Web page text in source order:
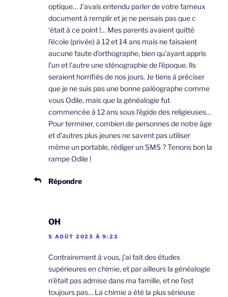
optique… J’avais entendu parler de votre fameux
document à remplir et je ne pensais pas que c
‘était à ce point !… Mes parents avaient quitté
l’école (privée) à 12 et 14 ans mais ne faisaient
aucune faute d’orthographe, bien qu’ayant appris
l’un et l’autre une sténographie de l’époque. Ils
seraient horrifiés de nos jours. Je tiens à préciser
que je ne suis pas une bonne paléographe comme
vous Odile, mais que la généalogie fut
commencée à 12 ans sous l’égide des religieuses…
Pour terminer, combien de personnes de notre âge
et d’autres plus jeunes ne savent pas utiliser
même un portable, rédiger un SMS ? Tenons bon la
rampe Odile !
Répondre
OH
5 AOÛT 2023 À 9:22
Contrairement à vous, j’ai fait des études
supérieures en chimie, et par ailleurs la généalogie
n’était pas admise dans ma famille, et ne l’est
toujours pas… La chimie a été la plus sérieuse